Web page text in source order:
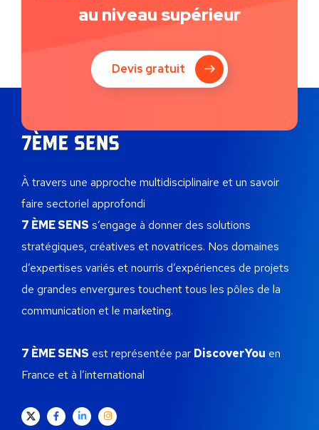
au niveau supérieur
Devis gratuit
À travers une approche multidisciplinaire et un savoir
faire sectoriel approfondi
7 ÈME SENS s’engage à donner des solutions
stratégiques, créatives et novatrices. Nos domaines
d’expertises variés et nourris d’expériences de projets
de grandes envergures touchent tous les pôles de la
communication et le marketing.
7 ÈME SENS est représentée par DiscoverYou en
France et à l’international